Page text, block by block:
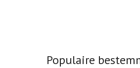
Populaire